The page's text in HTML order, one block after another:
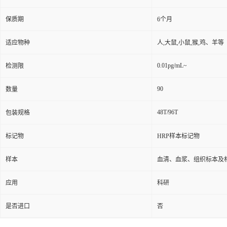
保质期 6个月
适应物种 人,大鼠,小鼠,猴,鸡、羊等
检测限 0.01pg/mL~
数量 90
包装规格 48T/96T
标记物 HRP样本标记物
样本 血清、血浆、组织标本及
应用 科研
是否进口 否